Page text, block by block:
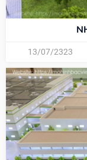
13/07/2323